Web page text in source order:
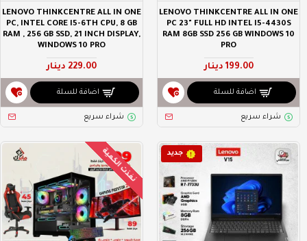
LENOVO THINKCENTRE ALL IN ONE
PC 23" FULL HD INTEL I5-4430S
RAM 8GB SSD 256 GB WINDOWS 10
PRO
199.00 دينار
اضافة للسلة
شراء سريع
LENOVO THINKCENTRE ALL IN ONE
PC, INTEL CORE I5-6TH CPU, 8 GB
RAM , 256 GB SSD, 21 INCH DISPLAY,
WINDOWS 10 PRO
229.00 دينار
اضافة للسلة
شراء سريع
جديد نفذت الكمية